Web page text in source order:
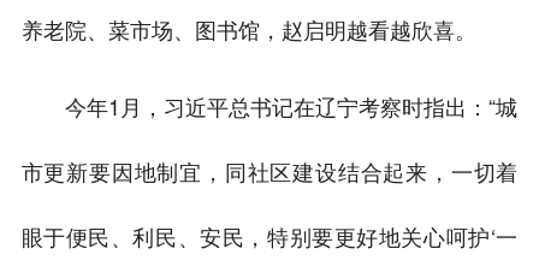
养老院、菜市场、图书馆，赵启明越看越欣喜。
今年1月，习近平总书记在辽宁考察时指出：“城
市更新要因地制宜，同社区建设结合起来，一切着
眼于便民、利民、安民，特别要更好地关心呵护‘一